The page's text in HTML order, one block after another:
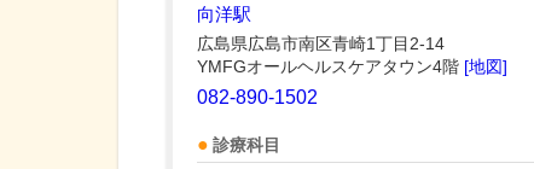
向洋駅
広島県広島市南区青崎1丁目2-14
YMFGオールヘルスケアタウン4階 [地図]
082-890-1502
診療科目